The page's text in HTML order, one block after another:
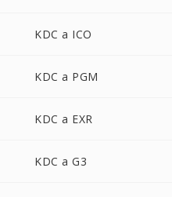
KDC a ICO
KDC a PGM
KDC a EXR
KDC a G3